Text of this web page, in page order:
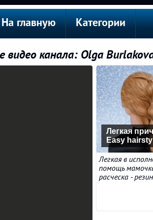
На главную Категории
видео канала: Olga
Легкая
Easy
Легкая в
помощь
расческа -